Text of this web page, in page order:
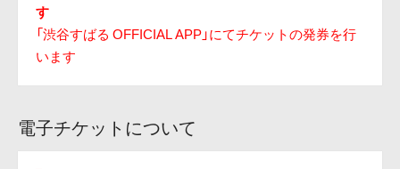
す
「渋谷すばる OFFICIAL APP」にてチケットの発券を行
います
電子チケットについて